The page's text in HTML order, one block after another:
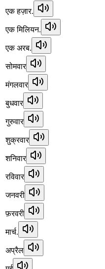
एक हज़ार.
एक मिलियन.
एक अरब.
सोमवार
मंगलवार
बुधवार
गुरुवार
शुक्रवार
शनिवार
रविवार
जनवरी
फ़रवरी
मार्च.
अप्रैल